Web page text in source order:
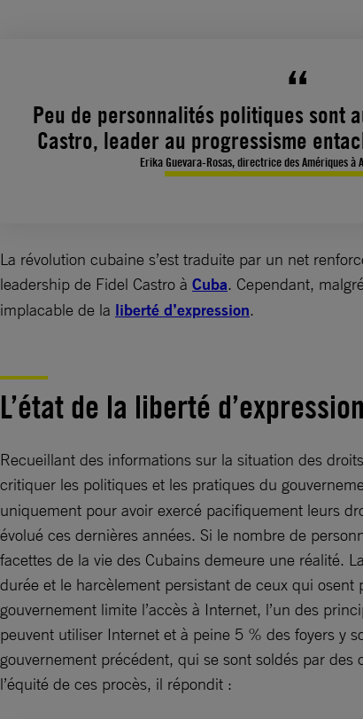
Peu de personnalités politiques sont
Castro, leader au progressisme
Erika Guevara-Rosas, directrice des Amériques à
La révolution cubaine s’est traduite par un net
leadership de Fidel Castro à Cuba. Cependant,
implacable de la liberté d’expression.
L’état de la liberté
Recueillant des informations sur la situation des
critiquer les politiques et les pratiques du
uniquement pour avoir exercé pacifiquement leurs
évolué ces dernières années. Si le nombre de
facettes de la vie des Cubains demeure une réalité.
durée et le harcèlement persistant de ceux qui
gouvernement limite l’accès à Internet, l’un des
peuvent utiliser Internet et à peine 5 % des foyers y
gouvernement précédent, qui se sont soldés par
l’équité de ces procès, il répondit :